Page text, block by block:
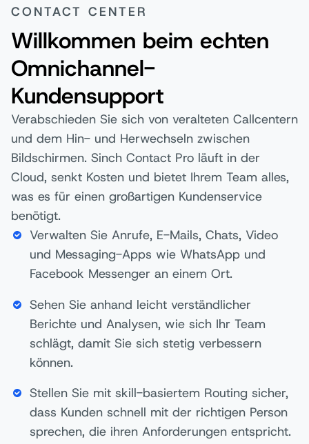
CONTACT CENTER
Willkommen beim echten
Omnichannel-
Kundensupport
Verabschieden Sie sich von veralteten Callcentern
und dem Hin- und Herwechseln zwischen
Bildschirmen. Sinch Contact Pro läuft in der
Cloud, senkt Kosten und bietet Ihrem Team alles,
was es für einen großartigen Kundenservice
benötigt.
Verwalten Sie Anrufe, E-Mails, Chats, Video
und Messaging-Apps wie WhatsApp und
Facebook Messenger an einem Ort.
Sehen Sie anhand leicht verständlicher
Berichte und Analysen, wie sich Ihr Team
schlägt, damit Sie sich stetig verbessern
können.
Stellen Sie mit skill-basiertem Routing sicher,
dass Kunden schnell mit der richtigen Person
sprechen, die ihren Anforderungen entspricht.